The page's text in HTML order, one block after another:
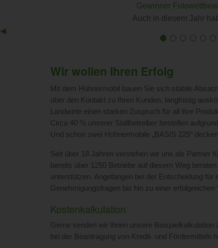
Gewinner
Auch in diesem Jahr
Previous
◀︎
First
Current
First
Current
First
Current
First
Current
First
Wir wollen Ihren Erfolg
Mit dem Hühnermobil bauen Sie sich stabile
über den Kontakt zu Ihren Kunden, langfristig
Landwirte einen starken Zuspruch für all ihre
Circa 40 % unserer Stallbetreiber bestellen
Und schon zwei Hühnermobile „BASIS 225“
Seit über 18 Jahren verstehen wir uns als Partner
bereits über 1250 Betriebe auf diesem Weg
unterstützen. Angefangen bei der Entscheidung
Genehmigungsfragen bis hin zu einer erfolgreichen
Kostenkalkulation
Gerne senden wir Ihnen unsere
bei der Beantragung von Kredit- und Fördermitteln